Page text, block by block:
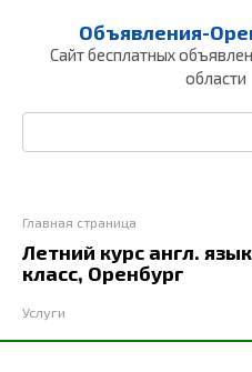
контенту
Объявления-
Сайт бесплатных
области
Главная страница
Летний курс англ.
класс, Оренбург
Услуги